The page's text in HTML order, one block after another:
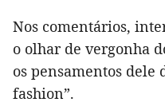
Nos comentários,
o olhar de vergonha
os pensamentos dele
fashion”.